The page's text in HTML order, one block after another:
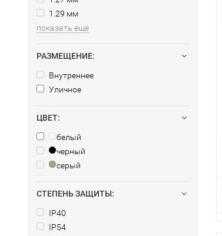
1.29 мм
показать еще
РАЗМЕЩЕНИЕ:
Внутреннее
Уличное
ЦВЕТ:
белый
черный
серый
СТЕПЕНЬ ЗАЩИТЫ:
IP40
IP54